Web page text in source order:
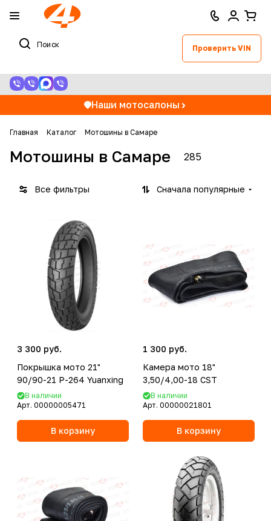
Проверить VIN
Наши мотосалоны
Главная Каталог Мотошины в Самаре
Мотошины в Самаре 285
Все фильтры Сначала популярные
3 300 руб.
Покрышка мото 21"
90/90-21 P-264 Yuanxing
В наличии
Арт. 00000005471
В корзину
1 300 руб.
Камера мото 18"
3,50/4,00-18 CST
В наличии
Арт. 00000021801
В корзину